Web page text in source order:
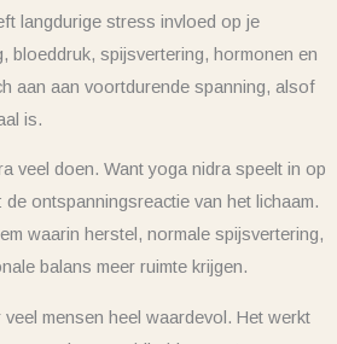
langdurige stress invloed op je
bloeddruk, spijsvertering, hormonen en
aan aan voortdurende spanning, alsof
is.
veel doen. Want yoga nidra speelt in op
ontspanningsreactie van het lichaam.
waarin herstel, normale spijsvertering,
balans meer ruimte krijgen.
mensen heel waardevol. Het werkt